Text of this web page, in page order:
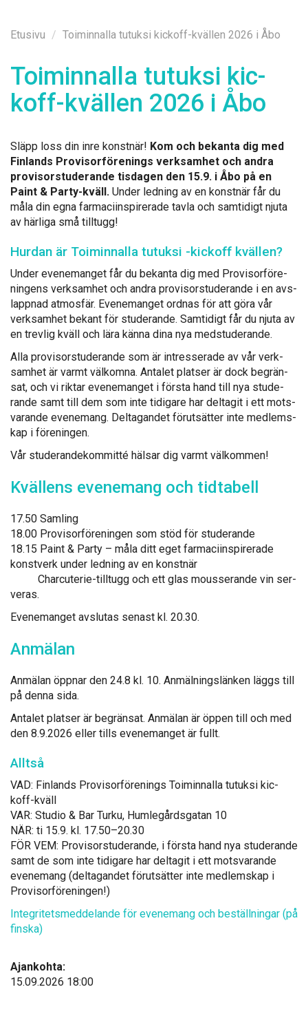
Etusi­vu Toiminnalla tutuksi kickoff-kvällen 2026 i Åbo
Toi­min­nal­la tu­tuk­si kic­
koff-kväl­len 2026 i Åbo
Släpp loss din in­re konst­när! Kom och be­kan­ta dig med
Fin­lands Pro­vi­sorfö­re­nings verk­sam­het och an­dra
pro­vi­sors­tu­de­ran­de tis­da­gen den 15.9. i Åbo på en
Paint & Par­ty-kväll. Un­der led­ning av en konst­när får du
må­la din eg­na far­maciins­pi­re­ra­de tav­la och sam­ti­digt nju­ta
av här­li­ga små till­tugg!
Hur­dan är Toi­min­nal­la tu­tuk­si -kic­koff kväl­len?
Un­der eve­ne­man­get får du be­kan­ta dig med Pro­vi­sorfö­re­
nin­gens verk­sam­het och an­dra pro­vi­sors­tu­de­ran­de i en avs­
lapp­nad at­mosfär. Eve­ne­man­get ord­nas för att gö­ra vår
verk­sam­het be­kant för stu­de­ran­de. Sam­ti­digt får du nju­ta av
en trev­lig kväll och lä­ra kän­na di­na nya meds­tu­de­ran­de.
Al­la pro­vi­sors­tu­de­ran­de som är int­res­se­ra­de av vår verk­
sam­het är varmt väl­kom­na. An­ta­let plat­ser är dock begrän­
sat, och vi rik­tar eve­ne­man­get i förs­ta hand till nya stu­de­
ran­de samt till dem som in­te ti­di­ga­re har del­ta­git i ett mots­
va­ran­de eve­ne­mang. Del­ta­gan­det fö­rut­sät­ter in­te med­lems­
kap i fö­re­nin­gen.
Vår stu­de­ran­de­kom­mitté häl­sar dig varmt väl­kom­men!
Kväl­lens eve­ne­mang och tid­ta­bell
17.50 Sam­ling
18.00 Pro­vi­sorfö­re­nin­gen som stöd för stu­de­ran­de
18.15 Paint & Par­ty – må­la ditt eget far­maciins­pi­re­ra­de
konst­verk un­der led­ning av en konst­när
Charcu­te­rie-till­tugg och ett glas mous­se­ran­de vin ser­
ve­ras.
Eve­ne­man­get avs­lu­tas se­nast kl. 20.30.
An­mä­lan
An­mä­lan öpp­nar den 24.8 kl. 10. An­mäl­nings­län­ken läggs till
på den­na si­da.
An­ta­let plat­ser är begrän­sat. An­mä­lan är öp­pen till och med
den 8.9.2026 el­ler tills eve­ne­man­get är fullt.
Alltså
VAD: Fin­lands Pro­vi­sorfö­re­nings Toi­min­nal­la tu­tuk­si kic­
koff-kväll
VAR: Stu­dio & Bar Tur­ku, Hum­legårds­ga­tan 10
NÄR: ti 15.9. kl. 17.50–20.30
FÖR VEM: Pro­vi­sors­tu­de­ran­de, i förs­ta hand nya stu­de­ran­de
samt de som in­te ti­di­ga­re har del­ta­git i ett mots­va­ran­de
eve­ne­mang (del­ta­gan­det fö­rut­sät­ter in­te med­lems­kap i
Pro­vi­sorfö­re­nin­gen!)
In­tegri­tets­med­de­lan­de för eve­ne­mang och bes­täll­nin­gar (på
fins­ka)
Ajankohta:
15.09.2026 18:00